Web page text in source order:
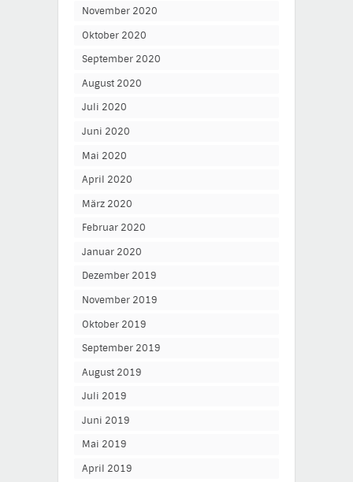
November 2020
Oktober 2020
September 2020
August 2020
Juli 2020
Juni 2020
Mai 2020
April 2020
März 2020
Februar 2020
Januar 2020
Dezember 2019
November 2019
Oktober 2019
September 2019
August 2019
Juli 2019
Juni 2019
Mai 2019
April 2019